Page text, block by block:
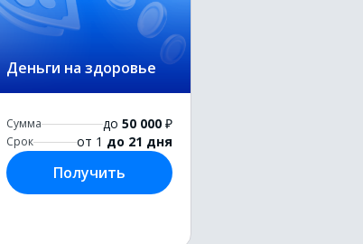
Деньги на здоровье
Сумма до 50 000 ₽
Срок от 1 до 21 дня
Получить